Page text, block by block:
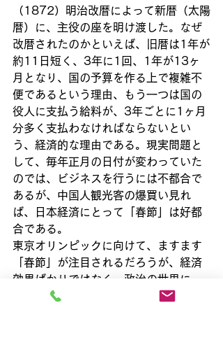
（1872）明治改暦によって新暦（太陽
暦）に、主役の座を明け渡した。なぜ
改暦されたのかといえば、旧暦は1年が
約11日短く、3年に1回、1年が13ヶ
月となり、国の予算を作る上で複雑不
便であるという理由、もう一つは国の
役人に支払う給料が、3年ごとに1ヶ月
分多く支払わなければならないとい
う、経済的な理由である。現実問題と
して、毎年正月の日付が変わっていた
のでは、ビジネスを行うには不都合で
あるが、中国人観光客の爆買い見れ
ば、日本経済にとって「春節」は好都
合である。
東京オリンピックに向けて、ますます
「春節」が注目されるだろうが、経済
効果ばかりではなく、政治の世界に
も、よい影響が及ぶことを期待してい